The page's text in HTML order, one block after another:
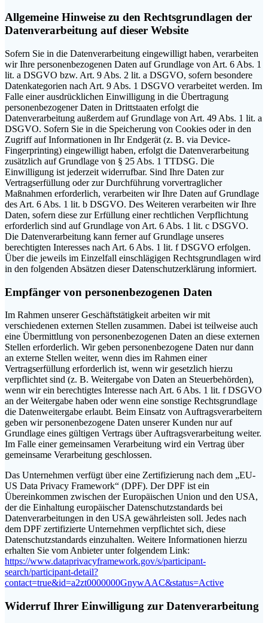
Allgemeine Hinweise zu den Rechtsgrundlagen der
Datenverarbeitung auf dieser Website
Sofern Sie in die Datenverarbeitung eingewilligt haben, verarbeiten
wir Ihre personenbezogenen Daten auf Grundlage von Art. 6 Abs. 1
lit. a DSGVO bzw. Art. 9 Abs. 2 lit. a DSGVO, sofern besondere
Datenkategorien nach Art. 9 Abs. 1 DSGVO verarbeitet werden. Im
Falle einer ausdrücklichen Einwilligung in die Übertragung
personenbezogener Daten in Drittstaaten erfolgt die
Datenverarbeitung außerdem auf Grundlage von Art. 49 Abs. 1 lit. a
DSGVO. Sofern Sie in die Speicherung von Cookies oder in den
Zugriff auf Informationen in Ihr Endgerät (z. B. via Device-
Fingerprinting) eingewilligt haben, erfolgt die Datenverarbeitung
zusätzlich auf Grundlage von § 25 Abs. 1 TTDSG. Die
Einwilligung ist jederzeit widerrufbar. Sind Ihre Daten zur
Vertragserfüllung oder zur Durchführung vorvertraglicher
Maßnahmen erforderlich, verarbeiten wir Ihre Daten auf Grundlage
des Art. 6 Abs. 1 lit. b DSGVO. Des Weiteren verarbeiten wir Ihre
Daten, sofern diese zur Erfüllung einer rechtlichen Verpflichtung
erforderlich sind auf Grundlage von Art. 6 Abs. 1 lit. c DSGVO.
Die Datenverarbeitung kann ferner auf Grundlage unseres
berechtigten Interesses nach Art. 6 Abs. 1 lit. f DSGVO erfolgen.
Über die jeweils im Einzelfall einschlägigen Rechtsgrundlagen wird
in den folgenden Absätzen dieser Datenschutzerklärung informiert.
Empfänger von personenbezogenen Daten
Im Rahmen unserer Geschäftstätigkeit arbeiten wir mit
verschiedenen externen Stellen zusammen. Dabei ist teilweise auch
eine Übermittlung von personenbezogenen Daten an diese externen
Stellen erforderlich. Wir geben personenbezogene Daten nur dann
an externe Stellen weiter, wenn dies im Rahmen einer
Vertragserfüllung erforderlich ist, wenn wir gesetzlich hierzu
verpflichtet sind (z. B. Weitergabe von Daten an Steuerbehörden),
wenn wir ein berechtigtes Interesse nach Art. 6 Abs. 1 lit. f DSGVO
an der Weitergabe haben oder wenn eine sonstige Rechtsgrundlage
die Datenweitergabe erlaubt. Beim Einsatz von Auftragsverarbeitern
geben wir personenbezogene Daten unserer Kunden nur auf
Grundlage eines gültigen Vertrags über Auftragsverarbeitung weiter.
Im Falle einer gemeinsamen Verarbeitung wird ein Vertrag über
gemeinsame Verarbeitung geschlossen.
Das Unternehmen verfügt über eine Zertifizierung nach dem „EU-
US Data Privacy Framework“ (DPF). Der DPF ist ein
Übereinkommen zwischen der Europäischen Union und den USA,
der die Einhaltung europäischer Datenschutzstandards bei
Datenverarbeitungen in den USA gewährleisten soll. Jedes nach
dem DPF zertifizierte Unternehmen verpflichtet sich, diese
Datenschutzstandards einzuhalten. Weitere Informationen hierzu
erhalten Sie vom Anbieter unter folgendem Link:
https://www.dataprivacyframework.gov/s/participant-
search/participant-detail?
contact=true&id=a2zt0000000GnywAAC&status=Active
Widerruf Ihrer Einwilligung zur Datenverarbeitung